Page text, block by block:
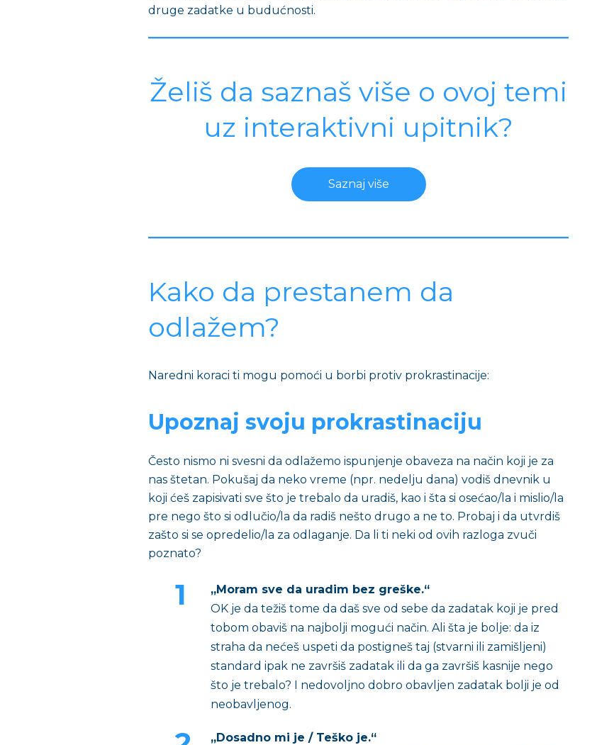
druge zadatke u budućnosti.
Želiš da saznaš više o ovoj temi
uz interaktivni upitnik?
Saznaj više
Kako da prestanem da
odlažem?
Naredni koraci ti mogu pomoći u borbi protiv prokrastinacije:
Upoznaj svoju prokrastinaciju
Često nismo ni svesni da odlažemo ispunjenje obaveza na način koji je za
nas štetan. Pokušaj da neko vreme (npr. nedelju dana) vodiš dnevnik u
koji ćeš zapisivati sve što je trebalo da uradiš, kao i šta si osećao/la i mislio/la
pre nego što si odlučio/la da radiš nešto drugo a ne to. Probaj i da utvrdiš
zašto si se opredelio/la za odlaganje. Da li ti neki od ovih razloga zvuči
poznato?
„Moram sve da uradim bez greške.“
OK je da težiš tome da daš sve od sebe da zadatak koji je pred
tobom obaviš na najbolji mogući način. Ali šta je bolje: da iz
straha da nećeš uspeti da postigneš taj (stvarni ili zamišljeni)
standard ipak ne završiš zadatak ili da ga završiš kasnije nego
što je trebalo? I nedovoljno dobro obavljen zadatak bolji je od
neobavljenog.
„Dosadno mi je / Teško je.“